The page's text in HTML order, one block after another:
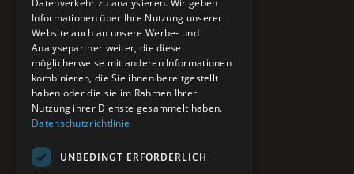
Pure BiH
Authentisches Bosnien & Herzegowina
Ein Teil des BTP Reise-Netzwerks.
POIs entdecken
Datenverkehr zu analysieren. Wir geben
Informationen über Ihre Nutzung unserer
Website auch an unsere Werbe- und
Analysepartner weiter, die diese
möglicherweise mit anderen Informationen
kombinieren, die Sie ihnen bereitgestellt
haben oder die sie im Rahmen Ihrer
Nutzung ihrer Dienste gesammelt haben.
Datenschutzrichtlinie
UNBEDINGT ERFORDERLICH